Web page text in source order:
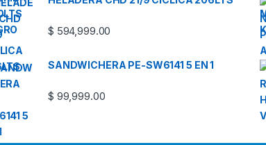
$ 594,999.00
SANDWICHERA PE-SW6141 5 EN 1
$ 99,999.00